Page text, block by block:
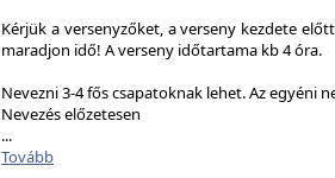
Kérjük a versenyzőket, a verseny kezdete
maradjon idő! A verseny időtartama kb 4 óra.
Nevezni 3-4 fős csapatoknak lehet. Az egyéni
Nevezés előzetesen
...
Tovább